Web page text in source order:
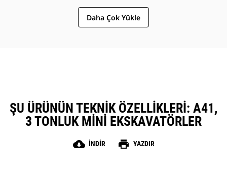
Daha Çok Yükle
ŞU ÜRÜNÜN TEKNIK ÖZELLIKLERI: A41,
3 TONLUK MINI EKSKAVATÖRLER
cloud_download İNDIR print YAZDIR